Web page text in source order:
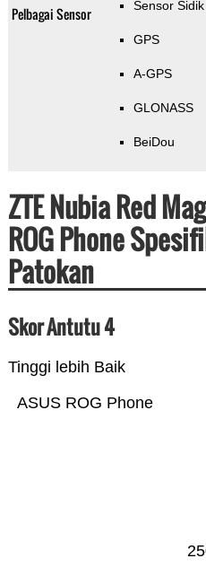
Pelbagai Sensor Sensor
GPS
A-GPS
GLONASS
BeiDou
ZTE Nubia Red
ROG Phone
Patokan
Skor Antutu 4
Tinggi lebih Baik
ASUS ROG Phone